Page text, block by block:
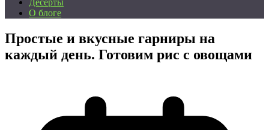
Десерты
О блоге
Простые и вкусные гарниры на
каждый день. Готовим рис с овощами